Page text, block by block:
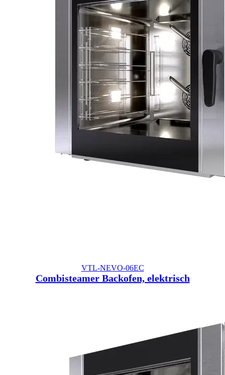
VTL-NEVO-06EC
Combisteamer Backofen, elektrisch